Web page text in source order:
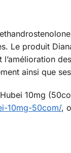
Le produit
ainsi que
10mg
10mg-50com/,